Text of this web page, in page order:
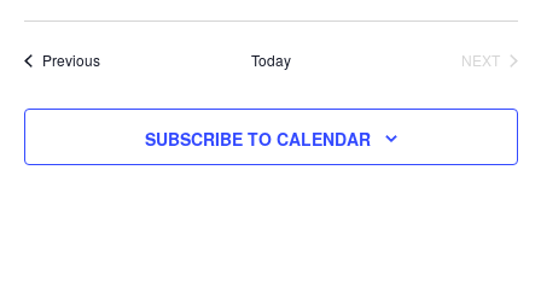
PreviousEvents Today
NEXT
SUBSCRIBE TO CALENDAR